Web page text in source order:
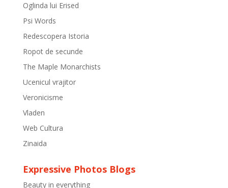
Oglinda lui Erised
Psi Words
Redescopera Istoria
Ropot de secunde
The Maple Monarchists
Ucenicul vrajitor
Veronicisme
Vladen
Web Cultura
Zinaida
Expressive Photos Blogs
Beauty in everything